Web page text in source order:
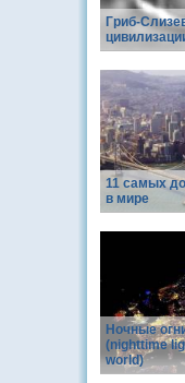
Гриб-
11 самых
в мире
Ночные
(nighttime
world)